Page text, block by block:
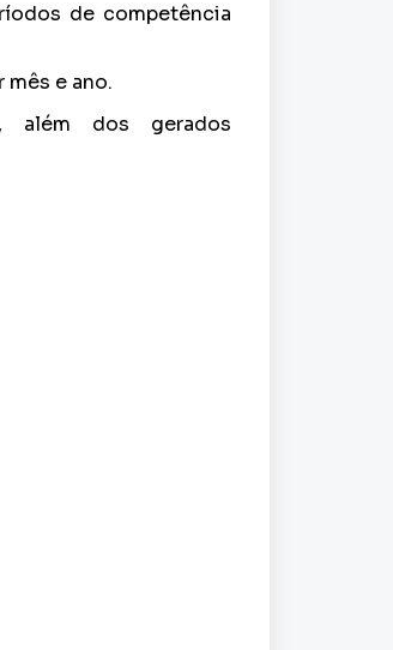
de competência
e ano.
além dos gerados